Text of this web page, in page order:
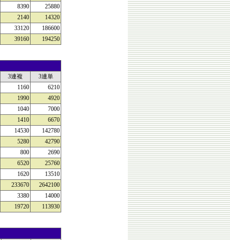
8390
25880
2140
14320
33120
186600
39160 194250
3連複
3連単
1160
6210
1990
4920
1040
7000
1410
6670
14530
142780
5280
42790
800
2690
6520
25760
1620
13510
233670
2642100
3380
14000
19720 113930